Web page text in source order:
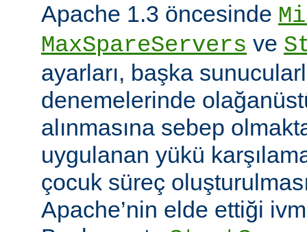
Apache 1.3 öncesinde
MaxSpareServers ve
ayarları, başka
denemelerinde
alınmasına sebep
uygulanan yükü
çocuk süreç
Apache’nin elde ettiği